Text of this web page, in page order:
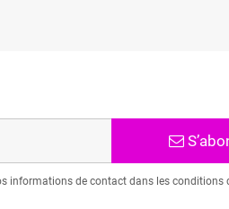
informations de contact dans les conditions